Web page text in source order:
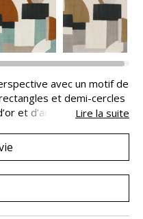
avec un motif de
et demi-cercles
et d’argent brossé,
permet une richesse
Le tissu se prête à la
Lire la suite